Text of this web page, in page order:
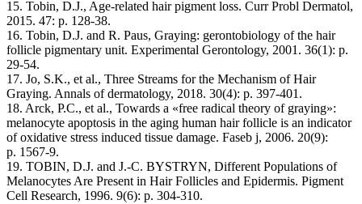
15. Tobin, D.J., Age-related hair pigment loss. Curr Probl Dermatol,
2015. 47: p. 128-38.
16. Tobin, D.J. and R. Paus, Graying: gerontobiology of the hair
follicle pigmentary unit. Experimental Gerontology, 2001. 36(1): p.
29-54.
17. Jo, S.K., et al., Three Streams for the Mechanism of Hair
Graying. Annals of dermatology, 2018. 30(4): p. 397-401.
18. Arck, P.C., et al., Towards a «free radical theory of graying»:
melanocyte apoptosis in the aging human hair follicle is an indicator
of oxidative stress induced tissue damage. Faseb j, 2006. 20(9):
p. 1567-9.
19. TOBIN, D.J. and J.-C. BYSTRYN, Different Populations of
Melanocytes Are Present in Hair Follicles and Epidermis. Pigment
Cell Research, 1996. 9(6): p. 304-310.